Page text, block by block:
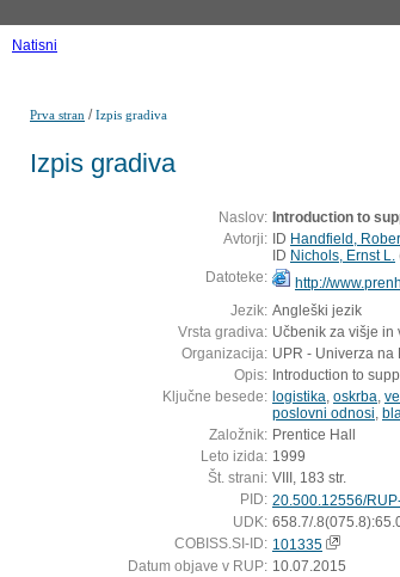
Natisni
Prva stran /Izpis gradiva
Izpis gradiva
Naslov: Introduction to
Avtorji: ID Handfield,
ID Nichols, Ernst L.
Datoteke:
http://
Jezik: Angleški jezik
Vrsta gradiva: Učbenik za višje in
Organizacija: UPR - Univerza na
Opis: Introduction to
Ključne besede: logistika oskrba
poslovni odnosi
Založnik: Prentice Hall
Leto izida: 1999
Št. strani: VIII, 183 str.
PID: 20.500.12556/
UDK: 658.7/
COBISS.SI-ID: 101335
Datum objave v RUP: 10.07.2015